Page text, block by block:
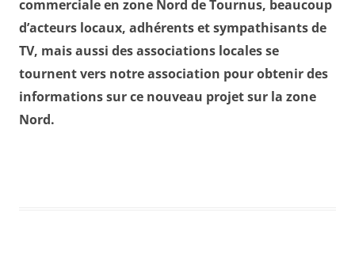
commerciale en zone Nord de Tournus, beaucoup
d’acteurs locaux, adhérents et sympathisants de
TV, mais aussi des associations locales se
tournent vers notre association pour obtenir des
informations sur ce nouveau projet sur la zone
Nord.